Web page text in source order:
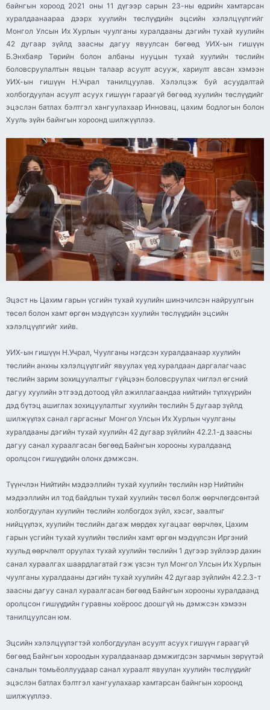
байнгын хороод 2021 оны 11 дүгээр сарын 23-ны өдрийн хамтарсан
хуралдаанаараа дээрх хуулийн төслүүдийн эцсийн хэлэлцүүлгийг
Монгол Улсын Их Хурлын чуулганы хуралдааны дэгийн тухай хуулийн
42 дугаар зүйлд заасны дагуу явуулсан бөгөөд УИХ-ын гишүүн
Б.Энхбаяр Төрийн болон албаны нууцын тухай хуулийн төслийн
боловсруулалтын явцын талаар асуулт асууж, хариулт авсан хэмээн
УИХ-ын гишүүн Н.Учрал танилцуулав. Хэлэлцэж буй асуудалтай
холбогдуулан асуулт асуух гишүүн гараагүй бөгөөд хуулийн төслүүдийг
эцэслэн батлах бэлтгэл хангуулахаар Инновац, цахим бодлогын болон
Хууль зүйн байнгын хороонд шилжүүллээ.
Эцэст нь Цахим гарын үсгийн тухай хуулийн шинэчилсэн найруулгын
төсөл болон хамт өргөн мэдүүлсэн хуулийн төслүүдийн эцсийн
хэлэлцүүлгийг хийв.
УИХ-ын гишүүн Н.Учрал, Чуулганы нэгдсэн хуралдаанаар хуулийн
төслийн анхны хэлэлцүүлгийг явуулах үед хуралдаан даргалагчаас
төслийн зарим зохицуулалтыг гүйцээн боловсруулах чиглэл өгсний
дагуу хуулийн этгээд дотоод үйл ажиллагаандаа нийтийн түлхүүрийн
дэд бүтэц ашиглах зохицуулалтыг хуулийн төслийн 5 дугаар зүйлд
шилжүүлэх санал гаргасныг Монгол Улсын Их Хурлын чуулганы
хуралдааны дэгийн тухай хуулийн 42 дугаар зүйлийн 42.2.1-д заасны
дагуу санал хураалгасан бөгөөд Байнгын хорооны хуралдаанд
оролцсон гишүүдийн олонх дэмжсэн.
Түүнчлэн Нийтийн мэдээллийн тухай хуулийн төслийн нэр Нийтийн
мэдээллийн ил тод байдлын тухай хуулийн төсөл болж өөрчлөгдсөнтэй
холбогдуулан хуулийн төслийн холбогдох зүйл, хэсэг, заалтыг
нийцүүлэх, хуулийн төслийн дагаж мөрдөх хугацааг өөрчлөх, Цахим
гарын үсгийн тухай хуулийн төслийн хамт өргөн мэдүүлсэн Иргэний
хуульд өөрчлөлт оруулах тухай хуулийн төслийн 1 дүгээр зүйлээр дахин
санал хураалгах шаардлагатай гэж үзсэн тул Монгол Улсын Их Хурлын
чуулганы хуралдааны дэгийн тухай хуулийн 42 дугаар зүйлийн 42.2.3-т
заасны дагуу санал хураалгасан бөгөөд Байнгын хорооны хуралдаанд
оролцсон гишүүдийн гуравны хоёроос доошгүй нь дэмжсэн хэмээн
танилцуулсан юм.
Эцсийн хэлэлцүүлэгтэй холбогдуулан асуулт асуух гишүүн гараагүй
бөгөөд Байнгын хороодын хуралдаанаар дэмжигдсэн зарчмын зөрүүтэй
саналын томьёоллуудаар санал хураалт явуулан хуулийн төслүүдийг
эцэслэн батлах бэлтгэл хангуулахаар хамтарсан байнгын хороонд
шилжүүллээ.